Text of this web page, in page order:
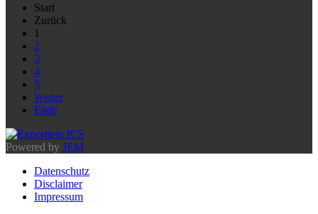
Start
Zurück
1
2
3
4
5
Weiter
Ende
Powered by JEM
Datenschutz
Disclaimer
Impressum